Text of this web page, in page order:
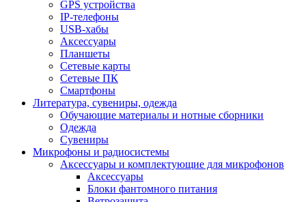
GPS устройства
IP-телефоны
USB-хабы
Аксессуары
Планшеты
Сетевые карты
Сетевые ПК
Смартфоны
Литература, сувениры, одежда
Обучающие материалы и нотные сборники
Одежда
Сувениры
Микрофоны и радиосистемы
Аксессуары и комплектующие для микрофонов
Аксессуары
Блоки фантомного питания